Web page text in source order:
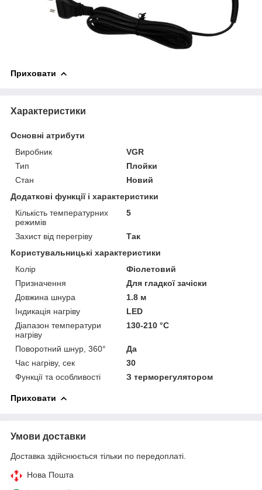
Приховати
Характеристики
Основні атрибути
Виробник
VGR
Тип
Плойки
Стан
Новий
Додаткові функції і характеристики
Кількість температурних
режимів
5
Захист від перегріву
Так
Користувальницькі характеристики
Колір
Фіолетовий
Призначення
Для гладкої зачіски
Довжина шнура
1.8 м
Індикація нагріву
LED
Діапазон температури
нагріву
130-210 °C
Поворотний шнур, 360°
Да
Час нагріву, сек
30
Функції та особливості
З терморегулятором
Приховати
Умови доставки
Доставка здійснюється тільки по передоплаті.
Нова Пошта